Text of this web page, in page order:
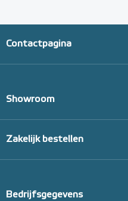
Contactpagina
Showroom
Zakelijk bestellen
Bedrijfsgegevens